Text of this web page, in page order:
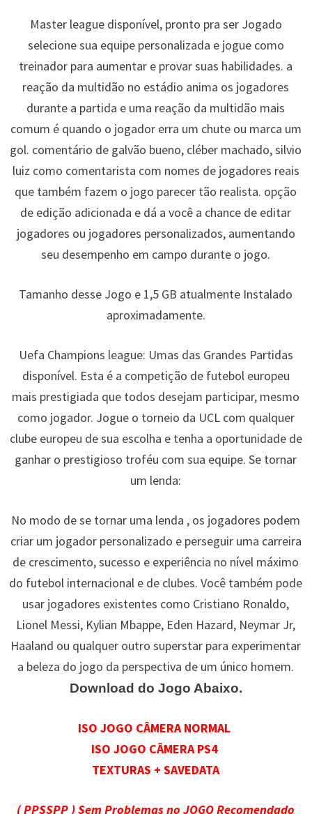
Master league disponível, pronto pra ser Jogado
selecione sua equipe personalizada e jogue como
treinador para aumentar e provar suas habilidades. a
reação da multidão no estádio anima os jogadores
durante a partida e uma reação da multidão mais
comum é quando o jogador erra um chute ou marca um
gol. comentário de galvão bueno, cléber machado, silvio
luiz como comentarista com nomes de jogadores reais
que também fazem o jogo parecer tão realista. opção
de edição adicionada e dá a você a chance de editar
jogadores ou jogadores personalizados, aumentando
seu desempenho em campo durante o jogo.
Tamanho desse Jogo e 1,5 GB atualmente Instalado
aproximadamente.
Uefa Champions league: Umas das Grandes Partidas
disponível. Esta é a competição de futebol europeu
mais prestigiada que todos desejam participar, mesmo
como jogador. Jogue o torneio da UCL com qualquer
clube europeu de sua escolha e tenha a oportunidade de
ganhar o prestigioso troféu com sua equipe. Se tornar
um lenda:
No modo de se tornar uma lenda , os jogadores podem
criar um jogador personalizado e perseguir uma carreira
de crescimento, sucesso e experiência no nível máximo
do futebol internacional e de clubes. Você também pode
usar jogadores existentes como Cristiano Ronaldo,
Lionel Messi, Kylian Mbappe, Eden Hazard, Neymar Jr,
Haaland ou qualquer outro superstar para experimentar
a beleza do jogo da perspectiva de um único homem.
Download do Jogo Abaixo.
ISO JOGO CÂMERA NORMAL
ISO JOGO CÂMERA PS4
TEXTURAS + SAVEDATA
( PPSSPP ) Sem Problemas no JOGO Recomendado